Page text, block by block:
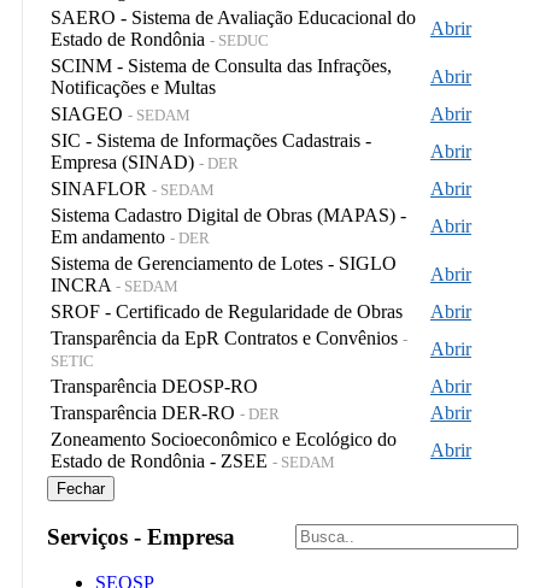
SAERO - Sistema de Avaliação Educacional do
Estado de Rondônia - SEDUC
Abrir
SCINM - Sistema de Consulta das Infrações,
Notificações e Multas
Abrir
SIAGEO - SEDAM
Abrir
SIC - Sistema de Informações Cadastrais -
Empresa (SINAD) - DER
Abrir
SINAFLOR - SEDAM
Abrir
Sistema Cadastro Digital de Obras (MAPAS) -
Em andamento - DER
Abrir
Sistema de Gerenciamento de Lotes - SIGLO
INCRA - SEDAM
Abrir
SROF - Certificado de Regularidade de Obras
Abrir
Transparência da EpR Contratos e Convênios -
SETIC
Abrir
Transparência DEOSP-RO
Abrir
Transparência DER-RO - DER
Abrir
Zoneamento Socioeconômico e Ecológico do
Estado de Rondônia - ZSEE - SEDAM
Abrir
Fechar
Serviços - Empresa
SEOSP